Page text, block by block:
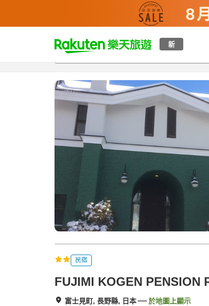
新
t
p
a
a
總覽客房與方案評語設施
民宿
FUJIMI KOGEN PENSION
富士見町, 長野縣, 日本 於地圖上顯示